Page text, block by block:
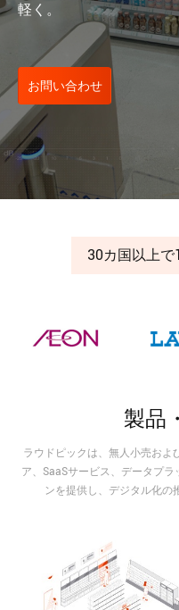
軽く。
お問い合わせ
30カ国以上
製品
ラウドピックは、無人小売およ
ア、SaaSサービス、データプ
ンを提供し、デジタル化の